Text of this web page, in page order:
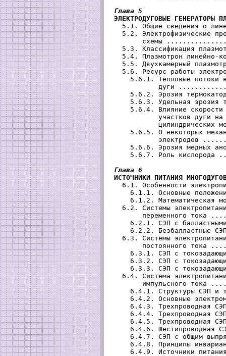
Глава 5
ЭЛЕКТРОДУГОВЫЕ ГЕНЕРАТОРЫ
5.1. Общие сведения о
5.2. Электрофизические
схемы
5.3. Классификация
5.4. Плазмотрон линейно-
5.5. Двухкамерный
5.6. Ресурс работы
5.6.1. Тепловые потоки
дуги
5.6.2. Эрозия
5.6.3. Удельная эрозия
5.6.4. Влияние
участков дуги
цилиндрических
5.6.5. О некоторых
электродов
5.6.6. Эрозия медных
5.6.7. Роль кислорода
Глава 6
ИСТОЧНИКИ ПИТАНИЯ
6.1. Особенности
6.1.1. Основные
6.1.2. Математическая
6.2. Системы
переменного тока
6.2.1. СЭП с
6.2.2. Безбалластные
6.3. Системы
постоянного тока
6.3.1. СЭП с
6.3.2. СЭП с
6.3.3. СЭП с
6.4. Система
импульсного тока
6.4.1. Структуры СЭП и
6.4.2. Основные
6.4.3. Трехпроводная
6.4.4. Трехпроводная
6.4.5. Трехпроводная
6.4.6. Шестипроводная
6.4.7. СЭП с общим
6.4.8. Принципы
6.4.9. Источники